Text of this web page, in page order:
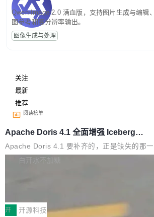
Qwen-Image-2.0 满血版，支持图片生成与编辑
图参考和高分辨率输出。
图像生成与处理
关注
最新
推荐
阅读榜单
Apache Doris 4.1 全面增强 Iceberg：
支持 UPDATE、MERGE INTO 与 Iceb
erg V3
Apache Doris 4.1 要补齐的，正是缺失的那一
半。在已有查询能力的基础上，Doris 进一步支
常维护操作，并完整支持 Iceberg V3 格式。
白开水不加糖
村国家自主创新示范区会议中心开幕。本届大会
开 开源科技